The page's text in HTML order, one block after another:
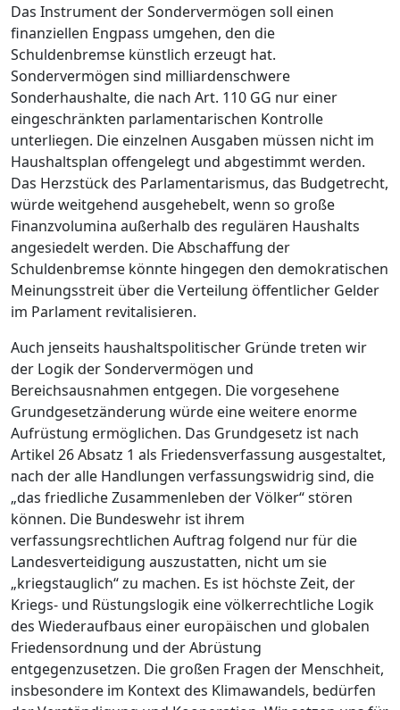
Das Instrument der Sondervermögen soll einen
finanziellen Engpass umgehen, den die
Schuldenbremse künstlich erzeugt hat.
Sondervermögen sind milliardenschwere
Sonderhaushalte, die nach Art. 110 GG nur einer
eingeschränkten parlamentarischen Kontrolle
unterliegen. Die einzelnen Ausgaben müssen nicht im
Haushaltsplan offengelegt und abgestimmt werden.
Das Herzstück des Parlamentarismus, das Budgetrecht,
würde weitgehend ausgehebelt, wenn so große
Finanzvolumina außerhalb des regulären Haushalts
angesiedelt werden. Die Abschaffung der
Schuldenbremse könnte hingegen den demokratischen
Meinungsstreit über die Verteilung öffentlicher Gelder
im Parlament revitalisieren.
Auch jenseits haushaltspolitischer Gründe treten wir
der Logik der Sondervermögen und
Bereichsausnahmen entgegen. Die vorgesehene
Grundgesetzänderung würde eine weitere enorme
Aufrüstung ermöglichen. Das Grundgesetz ist nach
Artikel 26 Absatz 1 als Friedensverfassung ausgestaltet,
nach der alle Handlungen verfassungswidrig sind, die
„das friedliche Zusammenleben der Völker“ stören
können. Die Bundeswehr ist ihrem
verfassungsrechtlichen Auftrag folgend nur für die
Landesverteidigung auszustatten, nicht um sie
„kriegstauglich“ zu machen. Es ist höchste Zeit, der
Kriegs- und Rüstungslogik eine völkerrechtliche Logik
des Wiederaufbaus einer europäischen und globalen
Friedensordnung und der Abrüstung
entgegenzusetzen. Die großen Fragen der Menschheit,
insbesondere im Kontext des Klimawandels, bedürfen